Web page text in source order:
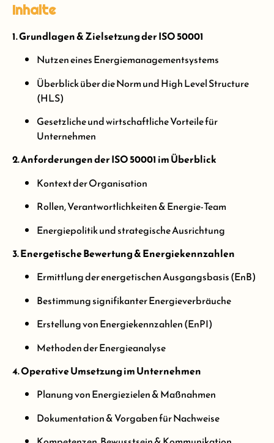
Inhalte
1. Grundlagen & Zielsetzung der ISO 50001
Nutzen eines Energiemanagementsystems
Überblick über die Norm und High Level Structure
(HLS)
Gesetzliche und wirtschaftliche Vorteile für
Unternehmen
2. Anforderungen der ISO 50001 im Überblick
Kontext der Organisation
Rollen, Verantwortlichkeiten & Energie-Team
Energiepolitik und strategische Ausrichtung
3. Energetische Bewertung & Energiekennzahlen
Ermittlung der energetischen Ausgangsbasis (EnB)
Bestimmung signifikanter Energieverbräuche
Erstellung von Energiekennzahlen (EnPI)
Methoden der Energieanalyse
4. Operative Umsetzung im Unternehmen
Planung von Energiezielen & Maßnahmen
Dokumentation & Vorgaben für Nachweise